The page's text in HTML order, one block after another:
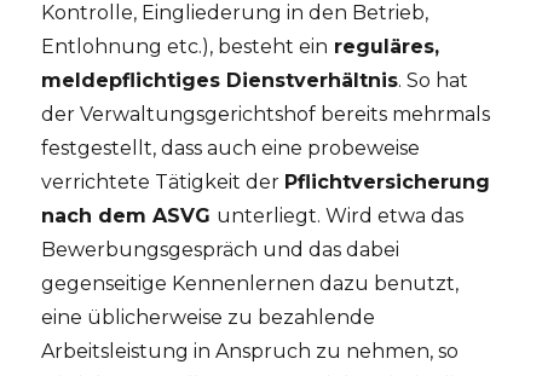
Kontrolle, Eingliederung in den Betrieb,
Entlohnung etc.), besteht ein reguläres,
meldepflichtiges Dienstverhältnis. So hat
der Verwaltungsgerichtshof bereits mehrmals
festgestellt, dass auch eine probeweise
verrichtete Tätigkeit der Pflichtversicherung
nach dem ASVG unterliegt. Wird etwa das
Bewerbungsgespräch und das dabei
gegenseitige Kennenlernen dazu benutzt,
eine üblicherweise zu bezahlende
Arbeitsleistung in Anspruch zu nehmen, so